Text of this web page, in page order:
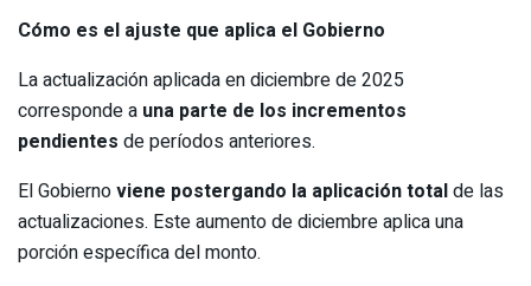
Cómo es el ajuste que aplica el Gobierno
La actualización aplicada en diciembre de 2025
corresponde a una parte de los incrementos
pendientes de períodos anteriores.
El Gobiernoviene postergando la aplicación totalde las
actualizaciones. Este aumento de diciembre aplica una
porción específica del monto.